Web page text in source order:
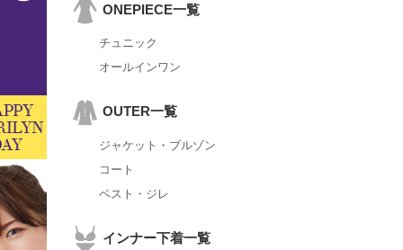
ONEPIECE一覧
チュニック
オールインワン
OUTER一覧
ジャケット・ブルゾン
コート
ベスト・ジレ
インナー下着一覧